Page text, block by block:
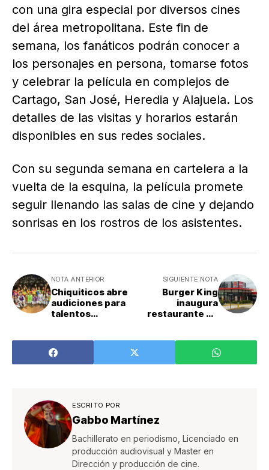
con una gira especial por diversos cines
del área metropolitana. Este fin de
semana, los fanáticos podrán conocer a
los personajes en persona, tomarse fotos
y celebrar la película en complejos de
Cartago, San José, Heredia y Alajuela. Los
detalles de las visitas y horarios estarán
disponibles en sus redes sociales.
Con su segunda semana en cartelera a la
vuelta de la esquina, la película promete
seguir llenando las salas de cine y dejando
sonrisas en los rostros de los asistentes.
NOTA ANTERIOR
Chiquiticos abre
audiciones para
talentos
SIGUIENTE NOTA
Burger King
inaugura
restaurante en
ESCRITO POR
Gabbo Martínez
Bachillerato en periodismo, Licenciado en
producción audiovisual y Master en
Dirección y producción de cine.